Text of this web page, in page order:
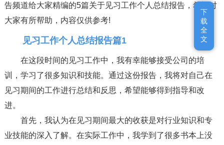
告频道给大家精编的5篇关于见习工作个人总结报告，希望对
大家有所帮助，内容仅供参考!
见习工作个人总结报告篇1
在这段时间的见习工作中，我有幸能够接受公司的培
训，学习了很多知识和技能。通过这份报告，我将对自己在
见习期间的工作进行总结和反思，希望能够得到指导和改
进。
首先，我认为在见习期间最大的收获是对行业知识和专
业技能的深入了解。在实际工作中，我学到了很多书本上没
下
载
全
文
下
载
全
文